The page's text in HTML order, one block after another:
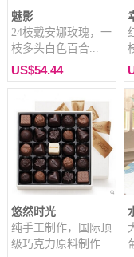
魅影
24枝戴安娜玫瑰，一
枝多头白色百合...
US$54.44
悠然时光
纯手工制作，国际顶
级巧克力原料制作...